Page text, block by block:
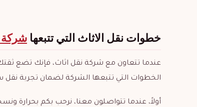
خطوات نقل الاثاث التي تتبعها شركة
عندما تتعاون مع شركة نقل اثاث، فإنك تضع
الخطوات التي تتبعها الشركة لضمان تجربة
أولاً، عندما تتواصلون معنا، نرحب بكم بحرارة